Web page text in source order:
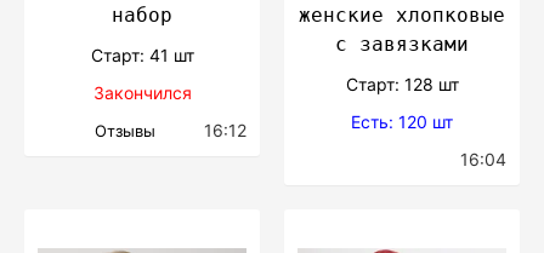
набор
Cтарт: 41 шт
Закончился
Отзывы 16:12
женские хлопковые
с завязками
Cтарт: 128 шт
Есть: 120 шт
16:04